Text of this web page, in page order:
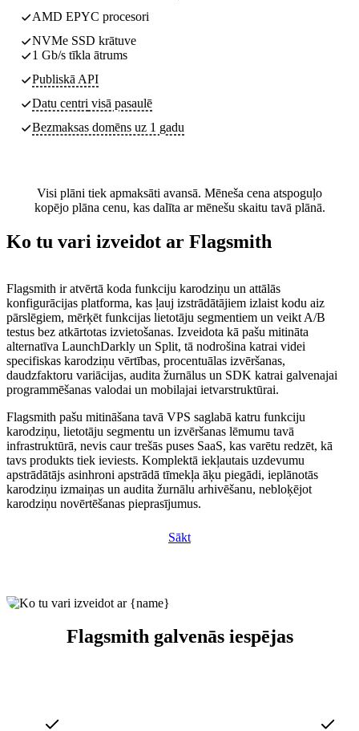
AMD EPYC procesori
NVMe SSD krātuve
1 Gb/s tīkla ātrums
Publiskā API
Datu centri visā pasaulē
Bezmaksas domēns uz 1 gadu
Visi plāni tiek apmaksāti avansā. Mēneša cena atspoguļo
kopējo plāna cenu, kas dalīta ar mēnešu skaitu tavā plānā.
Ko tu vari izveidot ar Flagsmith
Flagsmith ir atvērtā koda funkciju karodziņu un attālās
konfigurācijas platforma, kas ļauj izstrādātājiem izlaist kodu aiz
pārslēgiem, mērķēt funkcijas lietotāju segmentiem un veikt A/B
testus bez atkārtotas izvietošanas. Izveidota kā pašu mitināta
alternatīva LaunchDarkly un Split, tā nodrošina katrai videi
specifiskas karodziņu vērtības, procentuālas izvēršanas,
daudzfaktoru variācijas, audita žurnālus un SDK katrai galvenajai
programmēšanas valodai un mobilajai ietvarstruktūrai.
Flagsmith pašu mitināšana tavā VPS saglabā katru funkciju
karodziņu, lietotāju segmentu un izvēršanas lēmumu tavā
infrastruktūrā, nevis caur trešās puses SaaS, kas varētu redzēt, kā
tavs produkts tiek ieviests. Komplektā iekļautais uzdevumu
apstrādātājs asinhroni apstrādā tīmekļa āķu piegādi, ieplānotās
karodziņu izmaiņas un audita žurnālu arhivēšanu, nebloķējot
karodziņu novērtēšanas pieprasījumus.
Sākt
Flagsmith galvenās iespējas